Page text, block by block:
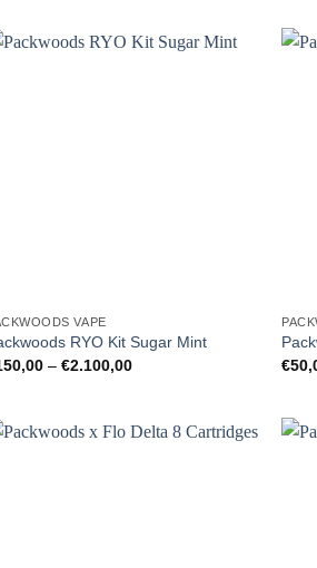
VAPE
RYO Kit Sugar Mint
–€2.100,00Preisspanne:
€